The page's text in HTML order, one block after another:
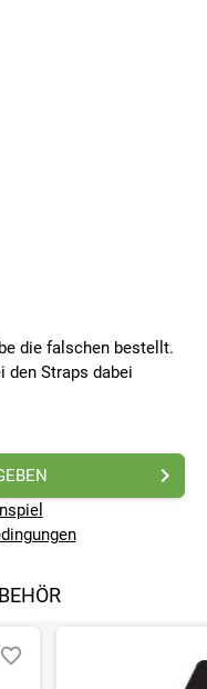
die falschen bestellt.
den Straps dabei